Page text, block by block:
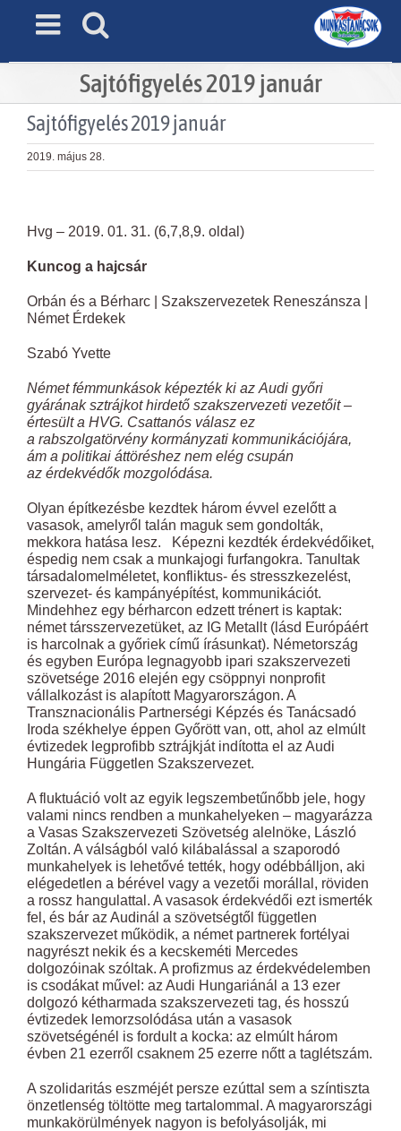
Sajtófigyelés 2019 január
Sajtófigyelés 2019 január
2019. május 28.
Image
Hvg – 2019. 01. 31. (6,7,8,9. oldal)
Kuncog a hajcsár
Orbán és a Bérharc | Szakszervezetek Reneszánsza |
Német Érdekek
Szabó Yvette
Német fémmunkások képezték ki az Audi győri
gyárának sztrájkot hirdető szakszervezeti vezetőit –
értesült a HVG. Csattanós válasz ez
a rabszolgatörvény kormányzati kommunikációjára,
ám a politikai áttöréshez nem elég csupán
az érdekvédők mozgolódása.
Olyan építkezésbe kezdtek három évvel ezelőtt a
vasasok, amelyről talán maguk sem gondolták,
mekkora hatása lesz.
Képezni kezdték érdekvédőiket,
éspedig nem csak a munkajogi furfangokra. Tanultak
társadalomelméletet, konfliktus- és stresszkezelést,
szervezet- és kampányépítést, kommunikációt.
Mindehhez egy bérharcon edzett trénert is kaptak:
német társszervezetüket, az IG Metallt (lásd Európáért
is harcolnak a győriek című írásunkat). Németország
és egyben Európa legnagyobb ipari szakszervezeti
szövetsége 2016 elején egy csöppnyi nonprofit
vállalkozást is alapított Magyarországon. A
Transznacionális Partnerségi Képzés és Tanácsadó
Iroda székhelye éppen Győrött van, ott, ahol az elmúlt
évtizedek legprofibb sztrájkját indította el az Audi
Hungária Független Szakszervezet.
A fluktuáció volt az egyik legszembetűnőbb jele, hogy
valami nincs rendben a munkahelyeken – magyarázza
a Vasas Szakszervezeti Szövetség alelnöke, László
Zoltán. A válságból való kilábalással a szaporodó
munkahelyek is lehetővé tették, hogy odébbálljon, aki
elégedetlen a bérével vagy a vezetői morállal, röviden
a rossz hangulattal. A vasasok érdekvédői ezt ismerték
fel, és bár az Audinál a szövetségtől független
szakszervezet működik, a német partnerek fortélyai
nagyrészt nekik és a kecskeméti Mercedes
dolgozóinak szóltak. A profizmus az érdekvédelemben
is csodákat művel: az Audi Hungariánál a 13 ezer
dolgozó kétharmada szakszervezeti tag, és hosszú
évtizedek lemorzsolódása után a vasasok
szövetségénél is fordult a kocka: az elmúlt három
évben 21 ezerről csaknem 25 ezerre nőtt a taglétszám.
A szolidaritás eszméjét persze ezúttal sem a színtiszta
önzetlenség töltötte meg tartalommal. A magyarországi
munkakörülmények nagyon is befolyásolják, mi